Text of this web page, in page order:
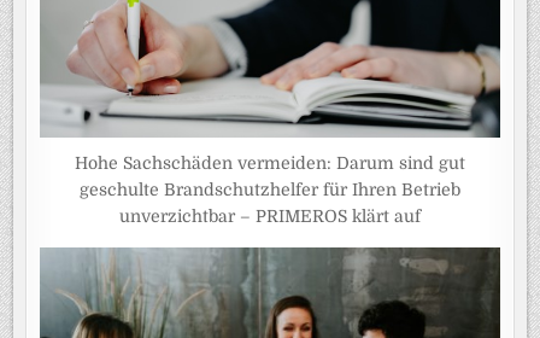
Hohe Sachschäden vermeiden: Darum sind gut
geschulte Brandschutzhelfer für Ihren Betrieb
unverzichtbar – PRIMEROS klärt auf